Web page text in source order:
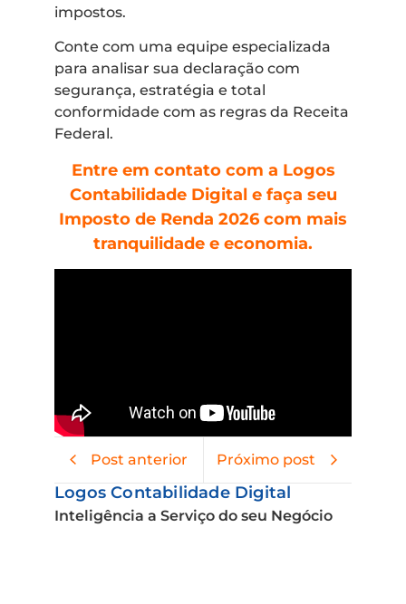
impostos.
Conte com uma equipe especializada
para analisar sua declaração com
segurança, estratégia e total
conformidade com as regras da Receita
Federal.
Entre em contato com a Logos
Contabilidade Digital e faça seu
Imposto de Renda 2026 com mais
tranquilidade e economia.
Post anterior Próximo post
Logos Contabilidade Digital
Inteligência a Serviço do seu Negócio